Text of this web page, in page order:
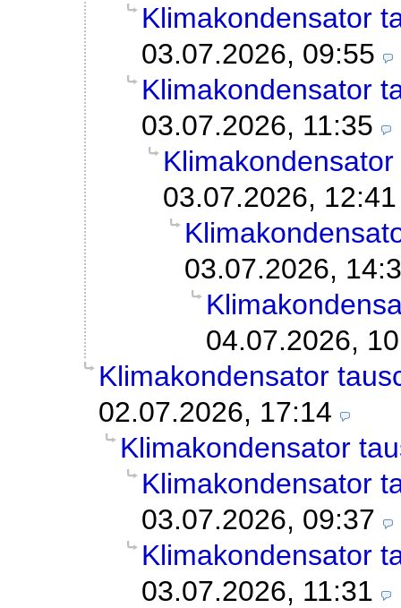
Klimakondensator
03.07.2026, 09:55
Klimakondensator
03.07.2026, 11:35
03.07.2026, 12:41
03.07.2026,
04.07.2026,
Klimakondensator
02.07.2026, 17:14
Klimakondensator
Klimakondensator
03.07.2026, 09:37
Klimakondensator
03.07.2026, 11:31